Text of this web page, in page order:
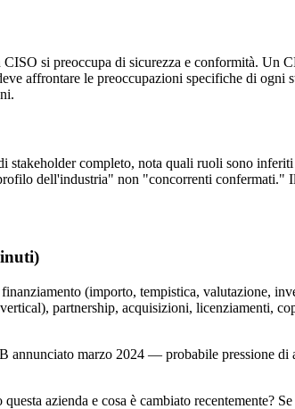
CISO si preoccupa di sicurezza e conformità.
affrontare le preoccupazioni specifiche di
stakeholder completo, nota quali ruoli sono
dell'industria" non "concorrenti confermati."
(importo, tempistica, valutazione,
partnership, acquisizioni, licenziamenti,
annunciato marzo 2024 — probabile pressione
azienda e cosa è cambiato recentemente?